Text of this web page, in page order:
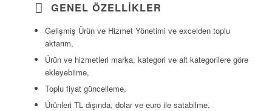
GENEL ÖZELLİKLER
Gelişmiş Ürün ve Hizmet Yönetimi ve excelden toplu
aktarım,
Ürün ve hizmetleri marka, kategori ve alt kategorilere göre
ekleyebilme,
Toplu fiyat güncelleme,
Ürünleri TL dışında, dolar ve euro ile satabilme,